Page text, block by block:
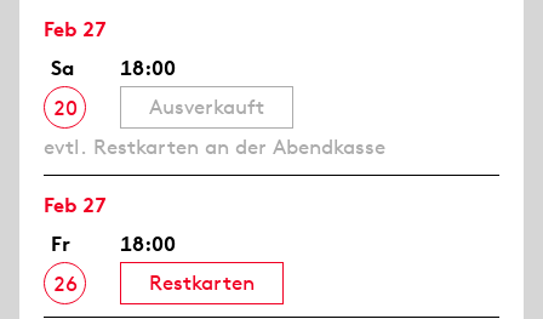
Feb 27
Sa
20
18:00
Ausverkauft
evtl. Restkarten an der Abendkasse
Feb 27
Fr
26
18:00
Restkarten